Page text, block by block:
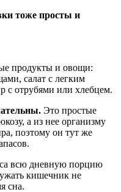
тоже просты и
продукты и овощи:
салат с легким
с отрубями или хлебцем.
Это простые
а из нее организму
поэтому он тут же
всю дневную порцию
кишечник не
сна.